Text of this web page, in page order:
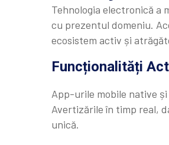
Tehnologia electronică a
cu prezentul domeniu.
ecosistem activ și
Funcționalități
App-urile mobile native
Avertizările în timp real,
unică.